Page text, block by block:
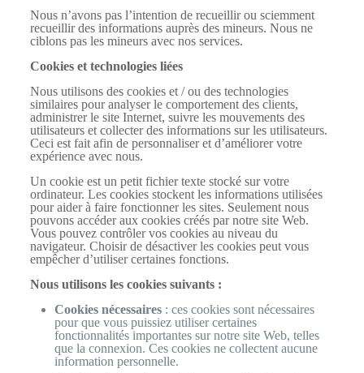
Nous n’avons pas l’intention de recueillir ou sciemment
recueillir des informations auprès des mineurs. Nous ne
ciblons pas les mineurs avec nos services.
Cookies et technologies liées
Nous utilisons des cookies et / ou des technologies
similaires pour analyser le comportement des clients,
administrer le site Internet, suivre les mouvements des
utilisateurs et collecter des informations sur les utilisateurs.
Ceci est fait afin de personnaliser et d’améliorer votre
expérience avec nous.
Un cookie est un petit fichier texte stocké sur votre
ordinateur. Les cookies stockent les informations utilisées
pour aider à faire fonctionner les sites. Seulement nous
pouvons accéder aux cookies créés par notre site Web.
Vous pouvez contrôler vos cookies au niveau du
navigateur. Choisir de désactiver les cookies peut vous
empêcher d’utiliser certaines fonctions.
Nous utilisons les cookies suivants :
Cookies nécessaires: ces cookies sont nécessaires
pour que vous puissiez utiliser certaines
fonctionnalités importantes sur notre site Web, telles
que la connexion. Ces cookies ne collectent aucune
information personnelle.